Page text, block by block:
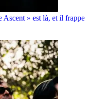
» est là, et il frappe